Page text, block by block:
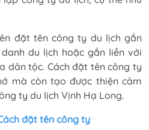
đặt tên công ty du lịch gắn
du lịch hoặc gắn liền với
dân tộc. Cách đặt tên công ty
mà còn tạo được thiện cảm
ty du lịch Vịnh Hạ Long.
đặt tên công ty